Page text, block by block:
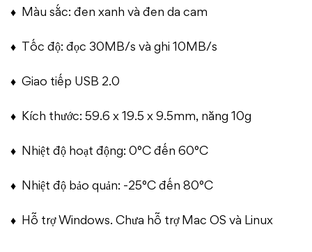
♦ Màu sắc: đen xanh và đen da cam
♦ Tốc độ: đọc 30MB/s và ghi 10MB/s
♦ Giao tiếp USB 2.0
♦ Kích thước: 59.6 x 19.5 x 9.5mm, năng 10g
♦ Nhiệt độ hoạt động: 0°C đến 60°C
♦ Nhiệt độ bảo quản: -25°C đến 80°C
♦ Hỗ trợ Windows. Chưa hỗ trợ Mac OS và Linux